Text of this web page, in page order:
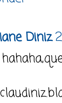
Diniz